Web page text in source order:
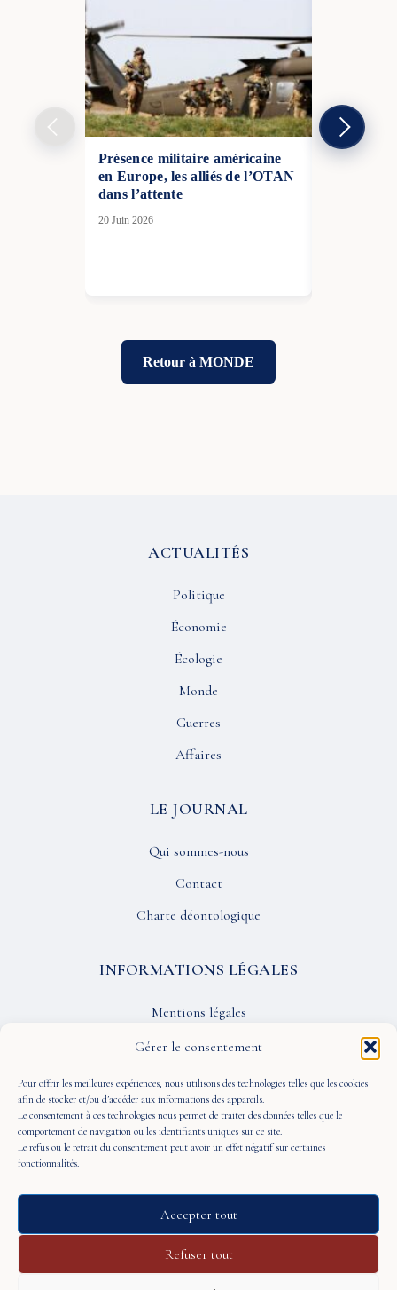
Gérer le consentement
Pour offrir les meilleures expériences, nous utilisons des technologies telles que les cookies
afin de stocker et/ou d’accéder aux informations des appareils.
Le consentement à ces technologies nous permet de traiter des données telles que le
comportement de navigation ou les identifiants uniques sur ce site.
Le refus ou le retrait du consentement peut avoir un effet négatif sur certaines
fonctionnalités.
Accepter tout
Refuser tout
Présence militaire américaine
en Europe, les alliés de l’OTAN
dans l’attente
20 Juin 2026
Retour à MONDE
ACTUALITÉS
Politique
Économie
Écologie
Monde
Guerres
Affaires
LE JOURNAL
Qui sommes-nous
Contact
Charte déontologique
INFORMATIONS LÉGALES
Mentions légales
Confidentialité
CGU
SUIVEZ-NOUS
© 2026 À Portée de Vue — Tous droits réservés